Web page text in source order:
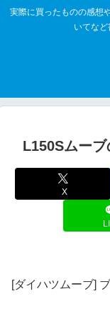
実際に買ったものの感想
いてなど
L150Sムー
X
[ダイハツムーブ]